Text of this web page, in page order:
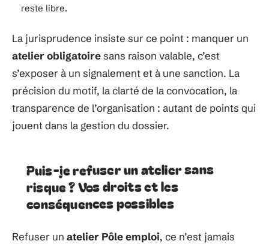
reste libre.
La jurisprudence insiste sur ce point : manquer un
atelier obligatoiresans raison valable, c’est
s’exposer à un signalement et à une sanction. La
précision du motif, la clarté de la convocation, la
transparence de l’organisation : autant de points qui
jouent dans la gestion du dossier.
Puis-je refuser un atelier sans
risque ? Vos droits et les
conséquences possibles
Refuser un atelier Pôle emploi, ce n’est jamais